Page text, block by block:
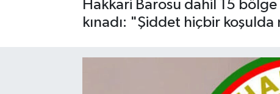
Hakkari Barosu dahil 15 bölge
kınadı: "Şiddet hiçbir koşulda
Son Dakika Haberleri